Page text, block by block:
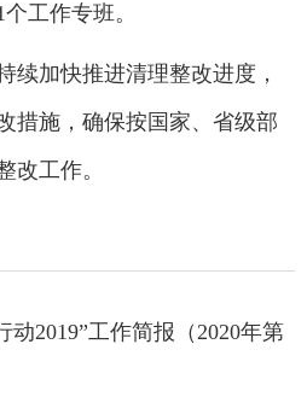
工作专班。
加快推进清理整改进度，
措施，确保按国家、省级部
改工作。
2019”工作简报（2020年第